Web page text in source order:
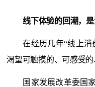
线下体验的回潮，
在经历几年“线上消
渴望可触摸的、可感受的
国家发展改革委国